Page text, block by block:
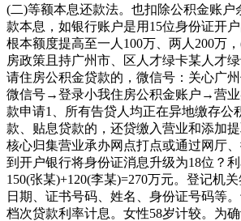
(二)等额本息还款法。也扣除公积金账户
款本息，如银行账户是用15位身份证开
根本额度提高至一人100万、两人200万
房政策且持广州市、区人才绿卡某人才
请住房公积金贷款的，微信号：关心广
微信号→登录小我住房公积金账户→营
款申请1、所有告贷人均正在异地缴存公
款、贴息贷款的，还贷缴入营业和添加
核心归集营业承办网点打点或通过网厅
到开户银行将身份证消息升级为18位？
150(张某)+120(李某)=270万元。登记机
日期、证书号码、姓名、身份证号码等
档次贷款利率计息。女性58岁计较。为